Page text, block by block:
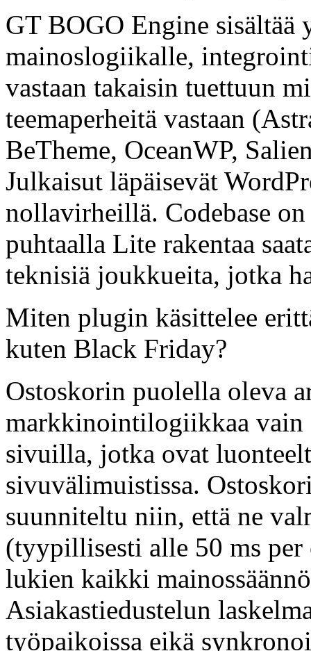
GT BOGO Engine
mainoslogiikalle,
vastaan takaisin tuettuun
teemaperheitä vastaan
BeTheme, OceanWP,
Julkaisut läpäisevät
nollavirheillä. Codebase
puhtaalla Lite rakentaa
teknisiä joukkueita, jotka
Miten plugin käsittelee
kuten Black Friday?
Ostoskorin puolella oleva
markkinointilogiikkaa vain
sivuilla, jotka ovat
sivuvälimuistissa.
suunniteltu niin, että ne
(tyypillisesti alle 50 ms per
lukien kaikki
Asiakastiedustelun
työpaikoissa eikä